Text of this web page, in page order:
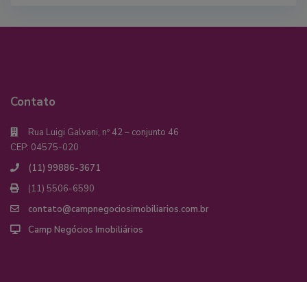
Contato
Rua Luigi Galvani, nº 42 – conjunto 46
CEP: 04575-020
(11) 99886-3671
(11) 5506-6590
contato@campnegociosimobiliarios.com.br
Camp Negócios Imobiliários